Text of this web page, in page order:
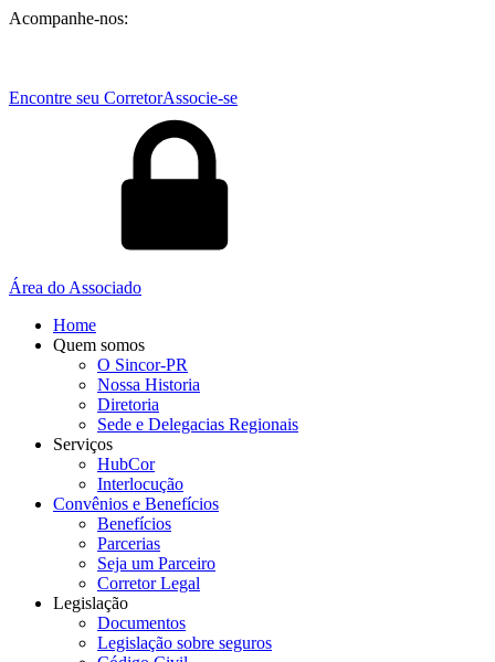
Acompanhe-nos:
Encontre seu CorretorAssocie-se
Área do Associado
Home
Quem somos
O Sincor-PR
Nossa Historia
Diretoria
Sede e Delegacias Regionais
Serviços
HubCor
Interlocução
Convênios e Benefícios
Benefícios
Parcerias
Seja um Parceiro
Corretor Legal
Legislação
Documentos
Legislação sobre seguros